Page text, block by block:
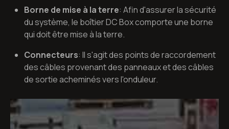
Borne de mise à la terre: Afin d'assurer la sécurité
du système, le boîtier DC Box comporte une borne
qui doit être mise à la terre.
Connecteurs: Il s'agit des points de raccordement
des câbles provenant des panneaux et des câbles
de sortie acheminés vers l'onduleur.